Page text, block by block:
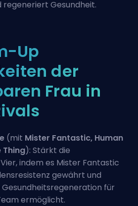
regeneriert Gesundheit.
Up
der
Frau in
(mit Mister Fantastic, Human
Thing): Stärkt die
indem es Mister Fantastic
gewährt und
für
ermöglicht.